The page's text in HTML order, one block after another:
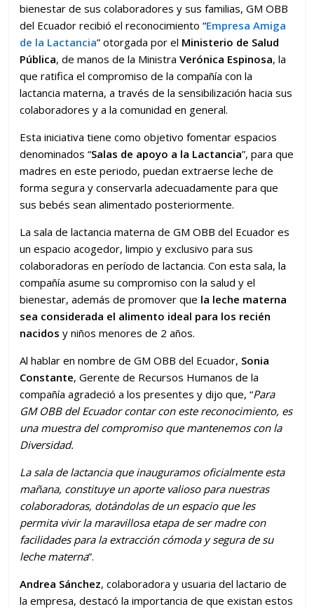
bienestar de sus colaboradores y sus familias, GM OBB
del Ecuador recibió el reconocimiento “Empresa Amiga
de la Lactancia” otorgada por el Ministerio de Salud
Pública, de manos de la MinistraVerónica Espinosa, la
que ratifica el compromiso de la compañía con la
lactancia materna, a través de la sensibilización hacia sus
colaboradores y a la comunidad en general.
Esta iniciativa tiene como objetivo fomentar espacios
denominados “Salas de apoyo a la Lactancia”, para que
madres en este periodo, puedan extraerse leche de
forma segura y conservarla adecuadamente para que
sus bebés sean alimentado posteriormente.
La sala de lactancia materna de GM OBB del Ecuador es
un espacio acogedor, limpio y exclusivo para sus
colaboradoras en período de lactancia. Con esta sala, la
compañía asume su compromiso con la salud y el
bienestar, además de promover que la leche materna
sea considerada el alimento ideal para los recién
nacidos y niños menores de 2 años.
Al hablar en nombre de GM OBB del Ecuador, Sonia
Constante, Gerente de Recursos Humanos de la
compañía agradeció a los presentes y dijo que, “Para
GM OBB del Ecuador contar con este reconocimiento, es
una muestra del compromiso que mantenemos con la
Diversidad.
La sala de lactancia que inauguramos oficialmente esta
mañana, constituye un aporte valioso para nuestras
colaboradoras, dotándolas de un espacio que les
permita vivir la maravillosa etapa de ser madre con
facilidades para la extracción cómoda y segura de su
leche materna”.
Andrea Sánchez, colaboradora y usuaria del lactario de
la empresa, destacó la importancia de que existan estos